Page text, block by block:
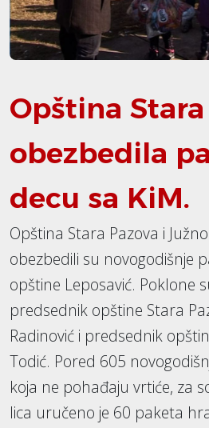
Opština Stara
obezbedila
decu sa KiM.
Opština Stara Pazova i
obezbedili su novogodišnje
opštine Leposavić. Poklone
predsednik opštine Stara
Radinović i predsednik
Todić. Pored 605
koja ne pohađaju vrtiće, za
lica uručeno je 60 paketa